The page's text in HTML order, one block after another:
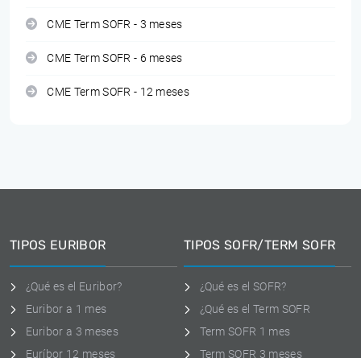
CME Term SOFR - 3 meses
CME Term SOFR - 6 meses
CME Term SOFR - 12 meses
TIPOS EURIBOR
¿Qué es el Euribor?
Euribor a 1 mes
Euribor a 3 meses
Euríbor 12 meses
TIPOS SOFR/TERM SOFR
¿Qué es el SOFR?
¿Qué es el Term SOFR
Term SOFR 1 mes
Term SOFR 3 meses